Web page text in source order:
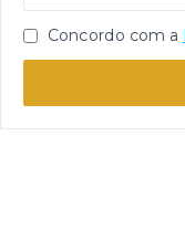
Concordo com a